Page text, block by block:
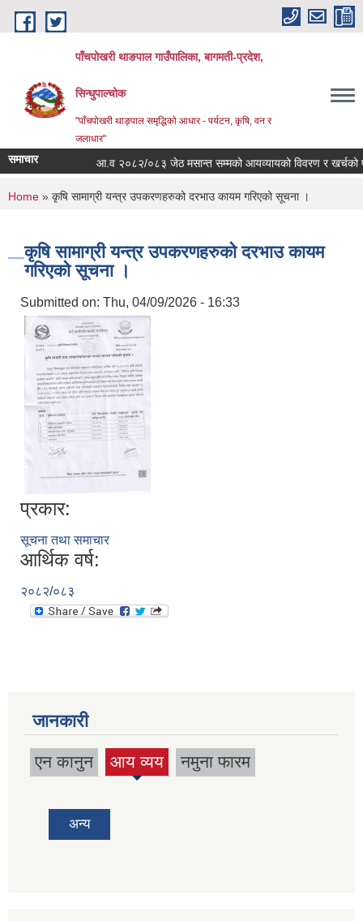
Skip to main content
पाँचपोखरी थाङपाल गाउँपालिका, बागमती-प्रदेश,
सिन्धुपाल्चोक
"पाँचपोखरी थाङ्पाल समृद्धिको आधार - पर्यटन, कृषि, वन र
जलाधार"
समाचार आ.व २०८२/०८३ जेठ मसान्त सम्मको आयव्यायको विवरण र खर्चको
You are here
Home » कृषि सामाग्री यन्त्र उपकरणहरुको दरभाउ कायम गरिएको सूचना ।
कृषि सामाग्री यन्त्र उपकरणहरुको दरभाउ कायम
गरिएको सूचना ।
Submitted on: Thu, 04/09/2026 - 16:33
प्रकार:
सूचना तथा समाचार
आर्थिक वर्ष:
२०८२/०८३
जानकारी
एन कानुन आय व्यय
(active
नमुना फारम
अन्य